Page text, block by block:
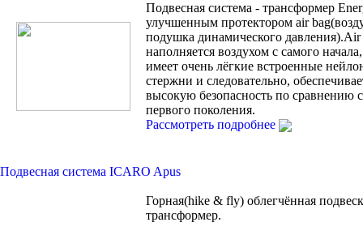
Подвесная система - трансформер
улучшенным протектором air
подушка динамического давления).Air
наполняется воздухом с самого
имеет очень лёгкие встроенные
стержни и следовательно,
высокую безопасность по сравнению
первого поколения.
Рассмотреть подробнее
Подвесная система ICARO Apus
Горная(hike & fly) облегчённая
трансформер.